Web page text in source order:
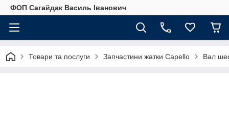
ФОП Сагайдак Василь Іванович
Товари та послуги Запчастини жатки Capello Вал